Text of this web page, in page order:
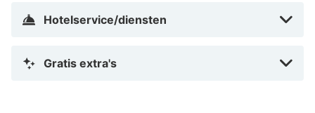
fietsen. De Juelsminde Golf Club ligt op 2,4 km van het
winkels als restaurants.
Hotelservice/diensten
Gratis extra's